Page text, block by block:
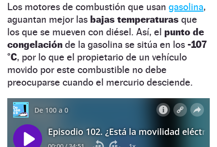
Los motores de combustión que usan gasolina,
aguantan mejor las bajas temperaturas que
los que se mueven con diésel. Así, el punto de
congelación de la gasolina se sitúa en los -107
°C, por lo que el propietario de un vehículo
movido por este combustible no debe
preocuparse cuando el mercurio desciende.